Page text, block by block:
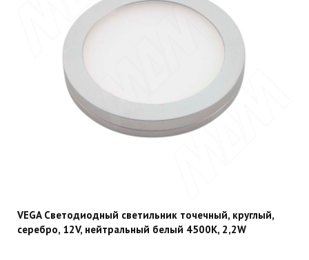
VEGA Светодиодный светильник точечный, круглый,
серебро, 12V, нейтральный белый 4500К, 2,2W